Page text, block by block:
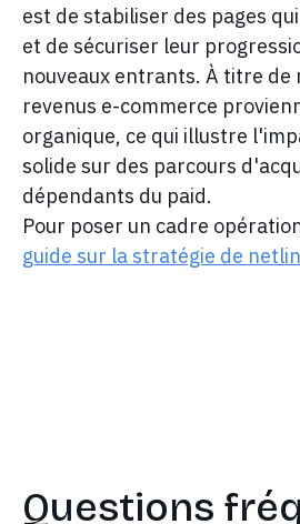
est de stabiliser des pages
et de sécuriser leur
nouveaux entrants. À titre de
revenus e-commerce
organique, ce qui illustre
solide sur des parcours
dépendants du paid.
Pour poser un cadre
guide sur la stratégie de
Questions